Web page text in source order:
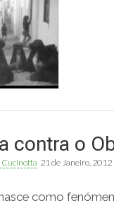
contra o
21 de Janeiro, 2012
como